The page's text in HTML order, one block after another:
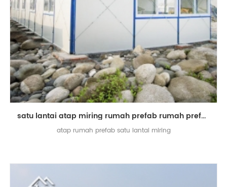
satu lantai atap miring rumah prefab rumah prefabrikasi atap kemiringan
atap rumah prefab satu lantai miring